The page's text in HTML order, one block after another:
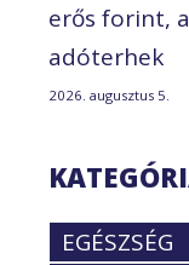
erős forint,
adóterhek
2026. augusztus 5.
EGÉSZSÉG